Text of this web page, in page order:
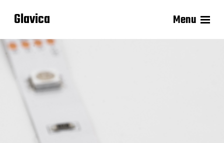
Glavica Menu